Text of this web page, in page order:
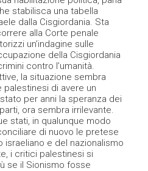
stabilisca una tabella
dalla Cisgiordania. Sta
alla Corte penale
un’indagine sulle
della Cisgiordania
contro l’umanità.
la situazione sembra
di avere un
per anni la speranza dei
ora sembra irrilevante.
stati, in qualunque modo
di nuovo le pretese
e del nazionalismo
i critici palestinesi si
se il Sionismo fosse